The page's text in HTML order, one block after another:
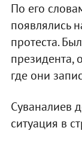
По его
появлялись
протеста.
президента,
где они
Суваналиев
ситуация в